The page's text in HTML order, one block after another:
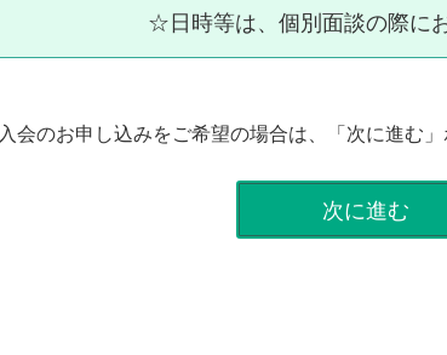
☆日時等は、個別面談の際に
入会のお申し込みをご希望の場合は、「次に進む